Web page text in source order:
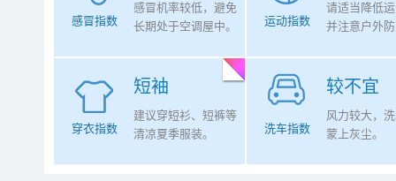
感冒指数
感冒机率较低，避免
长期处于空调屋中。
运动指数
请适当降低
并注意户外
短袖
穿衣指数
建议穿短衫、短裤等
清凉夏季服装。
较不宜
洗车指数
风力较大，
蒙上灰尘。